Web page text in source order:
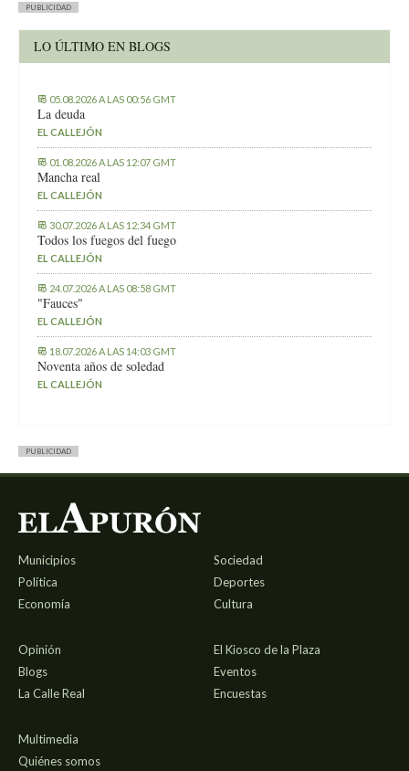
PUBLICIDAD
LO ÚLTIMO EN BLOGS
05.08.2026 A LAS 00:56 GMT
La deuda
EL CALLEJÓN
01.08.2026 A LAS 12:07 GMT
Mancha real
EL CALLEJÓN
30.07.2026 A LAS 12:34 GMT
Todos los fuegos del fuego
EL CALLEJÓN
24.07.2026 A LAS 08:58 GMT
"Fauces"
EL CALLEJÓN
18.07.2026 A LAS 14:03 GMT
Noventa años de soledad
EL CALLEJÓN
PUBLICIDAD
Municipios
Política
Economía
Sociedad
Deportes
Cultura
Opinión
Blogs
La Calle Real
El Kiosco de la Plaza
Eventos
Encuestas
Multimedia
Quiénes somos